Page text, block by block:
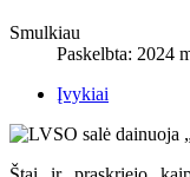
Smulkiau
Paskelbta: 2024
Įvykiai